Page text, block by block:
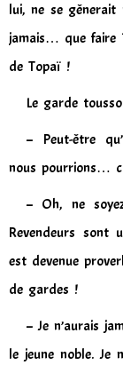
lui, ne se
jamais… que faire
de Topaï !
Le garde
– Peut-être
nous pourrions…
– Oh, ne
Revendeurs sont
est devenue
de gardes !
– Je n’aurais
le jeune noble. Je